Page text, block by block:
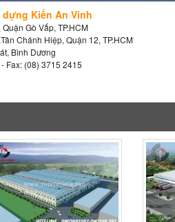
Kiến An Vinh
Gò Vấp, TP.HCM
Chánh Hiệp, Quận 12, TP.HCM
Bình Dương
Fax: (08) 3715 2415